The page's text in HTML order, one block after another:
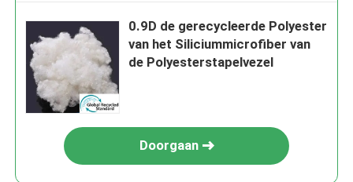
0.9D de gerecycleerde Polyester
van het Siliciummicrofiber van
de Polyesterstapelvezel
Doorgaan